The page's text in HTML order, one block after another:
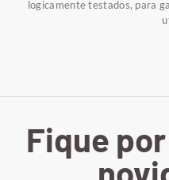
logicamente testados, para
Fique